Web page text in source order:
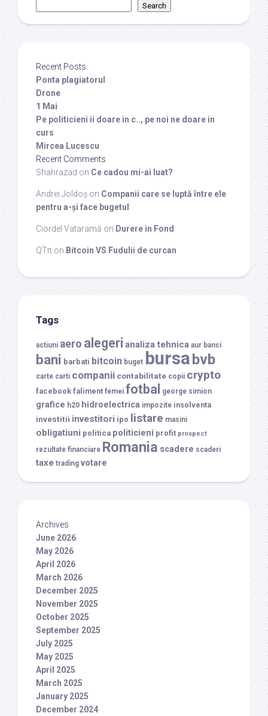
Search
Recent Posts
Ponta plagiatorul
Drone
1 Mai
Pe politicieni ii doare in c.., pe noi ne doare in
curs
Mircea Lucescu
Recent Comments
Shahrazad on Ce cadou mi-ai luat?
Andrei Joldoș on Companii care se luptă între ele
pentru a-și face bugetul
Ciordel Vataramă on Durere in Fond
QTπ on Bitcoin VS Fudulii de curcan
Tags
actiuni aero alegeri analiza tehnica aur banci
bani barbati bitcoin buget bursabvb
carte carti companii contabilitate copii crypto
facebook faliment femei fotbal george simion
grafice h20 hidroelectrica impozite insolventa
investitii investitori ipo listare masini
obligatiuni politica politicieni profit prospect
rezultate financiare Romania scadere scaderi
taxe trading votare
Archives
June 2026
May 2026
April 2026
March 2026
December 2025
November 2025
October 2025
September 2025
July 2025
May 2025
April 2025
March 2025
January 2025
December 2024